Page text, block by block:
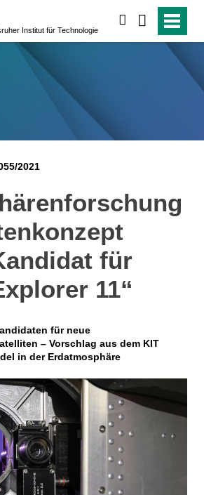
Institut für Technologie
2021
für
11“
für neue
– Vorschlag aus dem KIT
in der Erdatmosphäre